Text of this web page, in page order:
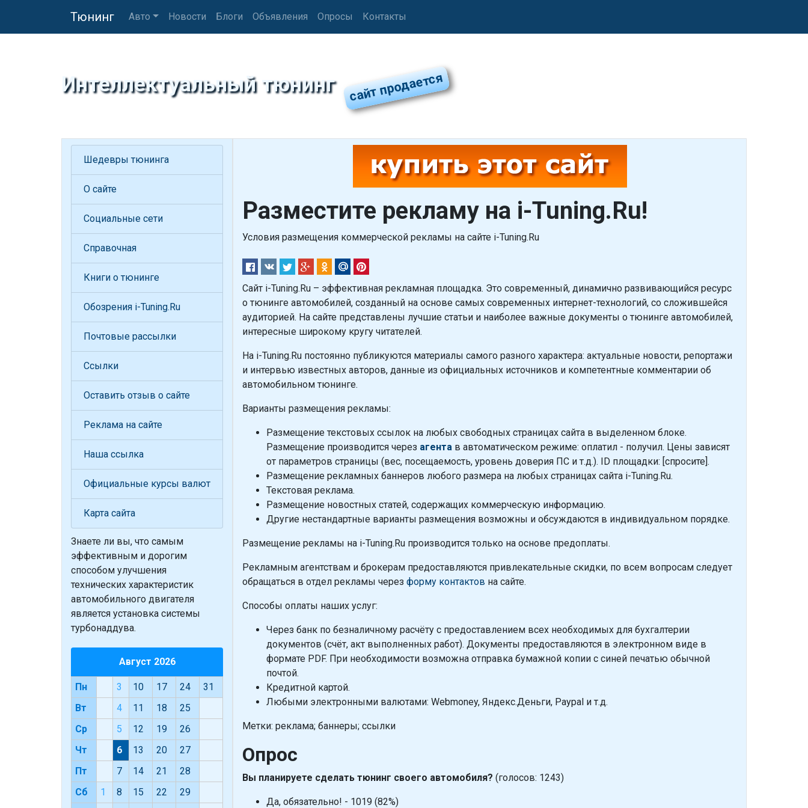
Тюнинг Авто Новости Блоги Объявления Опросы Контакты
Интеллектуальный тюнинг
Разместите рекламу на i-Tuning.Ru!
Условия размещения коммерческой рекламы на сайте i-Tuning.Ru
Сайт i-Tuning.Ru – эффективная рекламная площадка. Это современный, динамично развивающийся ресурс
о тюнинге автомобилей, созданный на основе самых современных интернет-технологий, со сложившейся
аудиторией. На сайте представлены лучшие статьи и наиболее важные документы о тюнинге автомобилей,
интересные широкому кругу читателей.
На i-Tuning.Ru постоянно публикуются материалы самого разного характера: актуальные новости, репортажи
и интервью известных авторов, данные из официальных источников и компетентные комментарии об
автомобильном тюнинге.
Варианты размещения рекламы:
Размещение текстовых ссылок на любых свободных страницах сайта в выделенном блоке.
Размещение производится через агента в автоматическом режиме: оплатил - получил. Цены зависят
от параметров страницы (вес, посещаемость, уровень доверия ПС и т.д.). ID площадки: [спросите].
Размещение рекламных баннеров любого размера на любых страницах сайта i-Tuning.Ru.
Текстовая реклама.
Размещение новостных статей, содержащих коммерческую информацию.
Другие нестандартные варианты размещения возможны и обсуждаются в индивидуальном порядке.
Размещение рекламы на i-Tuning.Ru производится только на основе предоплаты.
Рекламным агентствам и брокерам предоставляются привлекательные скидки, по всем вопросам следует
обращаться в отдел рекламы через форму контактов на сайте.
Способы оплаты наших услуг:
Через банк по безналичному расчёту с предоставлением всех необходимых для бухгалтерии
документов (счёт, акт выполненных работ). Документы предоставляются в электронном виде в
формате PDF. При необходимости возможна отправка бумажной копии с синей печатью обычной
почтой.
Кредитной картой.
Любыми электронными валютами: Webmoney, Яндекс.Деньги, Paypal и т.д.
Метки: реклама; баннеры; ссылки
Опрос
Вы планируете сделать тюнинг своего автомобиля? (голосов: 1243)
Да, обязательно! - 1019 (82%)
Шедевры тюнинга
О сайте
Социальные сети
Справочная
Книги о тюнинге
Обозрения i-Tuning.Ru
Почтовые рассылки
Ссылки
Оставить отзыв о сайте
Реклама на сайте
Наша ссылка
Официальные курсы валют
Карта сайта
Знаете ли вы, что самым
эффективным и дорогим
способом улучшения
технических характеристик
автомобильного двигателя
является установка системы
турбонаддува.
Август 2026
Пн 3 10 17 24
31
Вт
4 11 18
25
Ср
5 12 19
26
Чт
6 13 20
27
Пт
7 14 21
28
Сб
1 8 15 22
29